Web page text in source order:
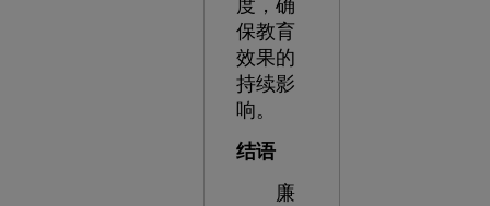
度，确
保教育
效果的
持续影
响。
结语
廉